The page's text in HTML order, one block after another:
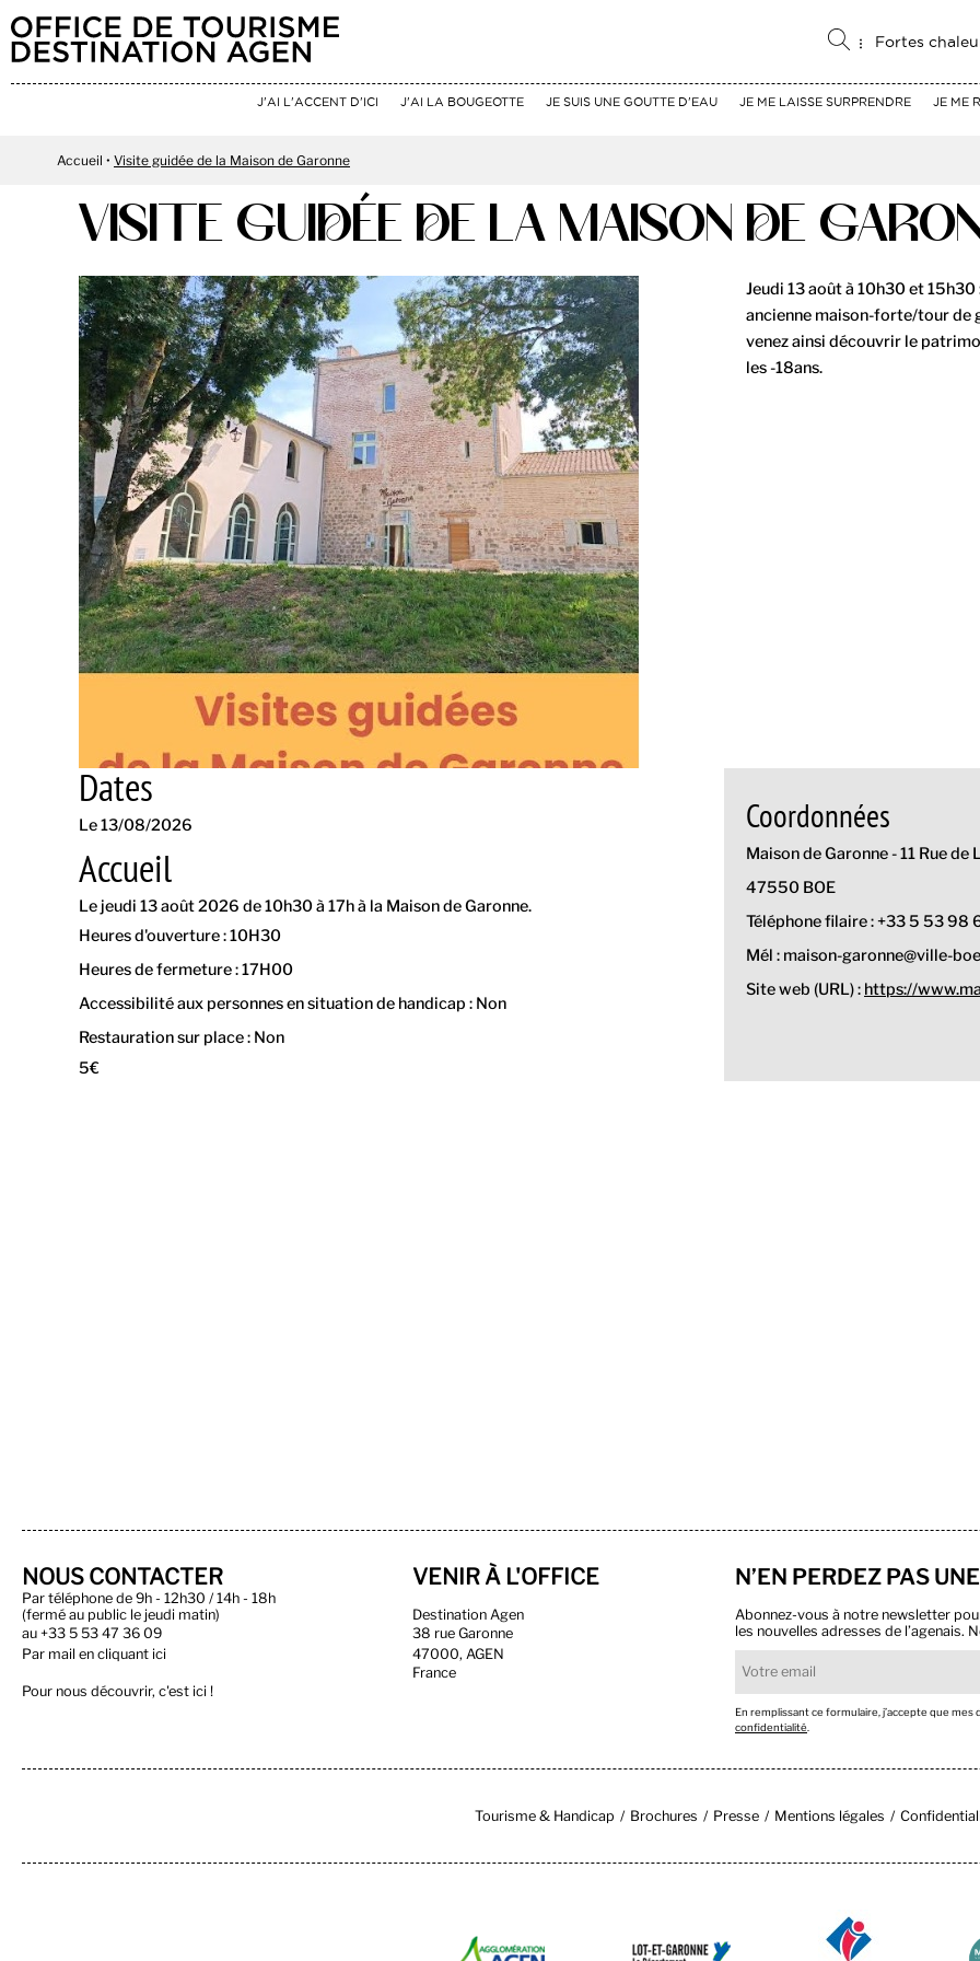
Fortes
J'AI L'ACCENT D'ICI J'AI LA BOUGEOTTE JE SUIS UNE GOUTTE D'EAU JE ME LAISSE SURPRENDRE JE ME
Accueil Visite guidée de la Maison de Garonne
VISITE GUIDÉE DE LA MAISON DE
Jeudi 13 août à 10h30 et
ancienne maison-forte/tour de
venez ainsi découvrir le
les -18ans.
Dates
Le 13/08/2026
Accueil
Le jeudi 13 août 2026 de 10h30 à 17h à la Maison de Garonne.
Heures d'ouverture : 10H30
Heures de fermeture : 17H00
Accessibilité aux personnes en situation de handicap : Non
Restauration sur place : Non
5€
Coordonnées
Maison de Garonne - 11 Rue de
47550 BOE
Téléphone filaire : +33 5 53 98
Mél : maison-garonne@ville-
Site web (URL) : https://
NOUS CONTACTER
Par téléphone de 9h - 12h30 / 14h - 18h
(fermé au public le jeudi matin)
au +33 5 53 47 36 09
Par mail en cliquant ici
Pour nous découvrir, c'est ici !
VENIR À L'OFFICE
Destination Agen
38 rue Garonne
47000, AGEN
France
N’EN PERDEZ PAS
Abonnez-vous à notre newsletter
les nouvelles adresses de l’agenais.
En remplissant ce formulaire, j’accepte que
confidentialité
Tourisme & Handicap Brochures Presse Mentions légales